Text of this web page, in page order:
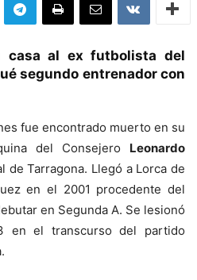
casa al ex futbolista del
segundo entrenador con
fue encontrado muerto en su
del Consejero Leonardo
de Tarragona. Llegó a Lorca de
en el 2001 procedente del
en Segunda A. Se lesionó
en el transcurso del partido